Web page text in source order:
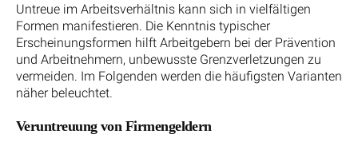
Untreue im Arbeitsverhältnis kann sich in vielfältigen
Formen manifestieren. Die Kenntnis typischer
Erscheinungsformen hilft Arbeitgebern bei der Prävention
und Arbeitnehmern, unbewusste Grenzverletzungen zu
vermeiden. Im Folgenden werden die häufigsten Varianten
näher beleuchtet.
Veruntreuung von Firmengeldern